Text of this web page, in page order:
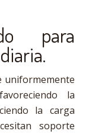
para
uniformemente
la
la carga
soporte